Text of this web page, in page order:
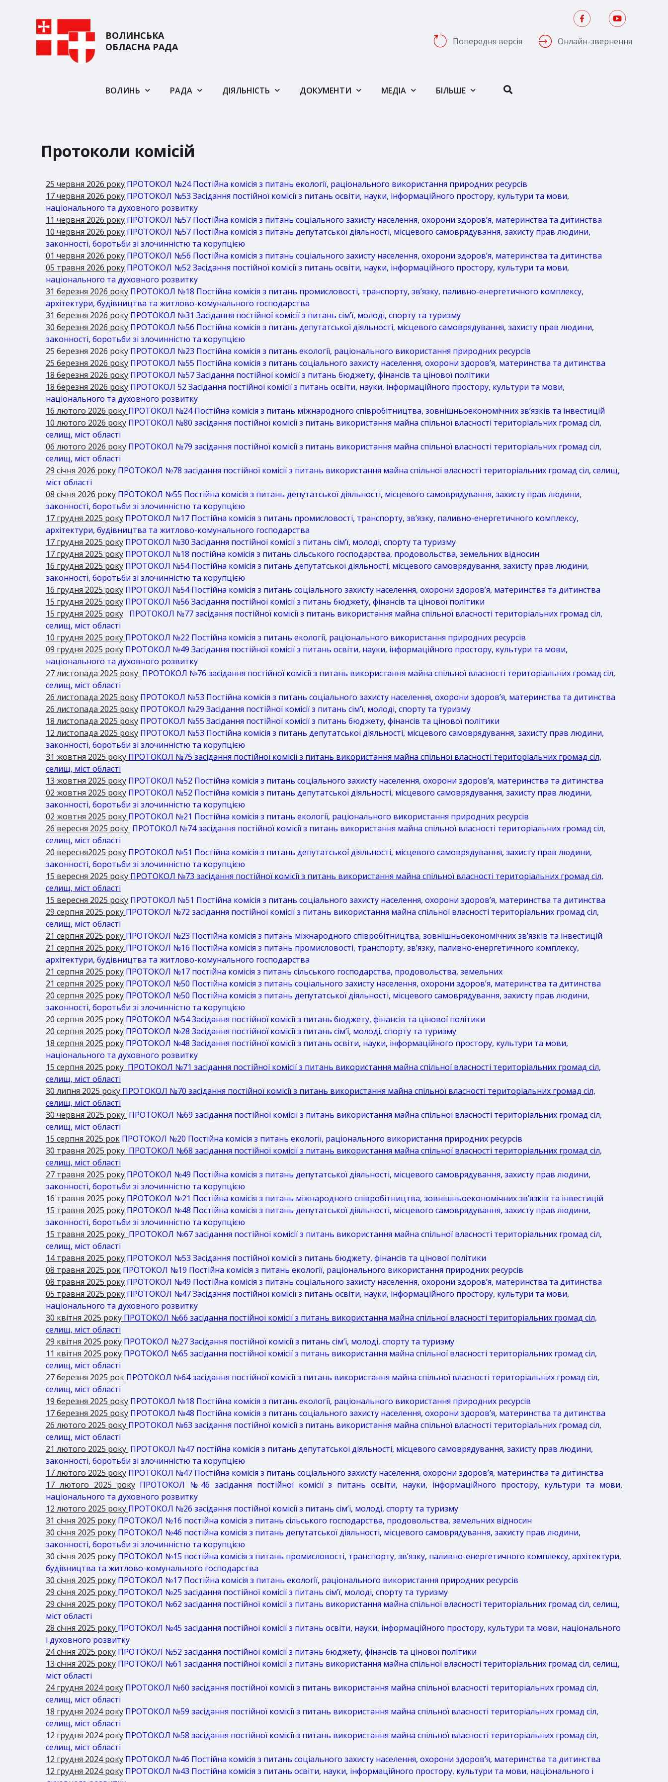
ВОЛИНСЬКА
ОБЛАСНА РАДА
Попередня версія Онлайн-звернення
ВОЛИНЬ РАДА ДІЯЛЬНІСТЬ ДОКУМЕНТИ МЕДІА БІЛЬШЕ
Протоколи комісій
25 червня 2026 року ПРОТОКОЛ №24 Постійна комісія з питань екології, раціонального використання природних ресурсів
17 червня 2026 року ПРОТОКОЛ №53 Засідання постійної комісії з питань освіти, науки, інформаційного простору, культури та мови,
національного та духовного розвитку
11 червня 2026 року ПРОТОКОЛ №57 Постійна комісія з питань соціального захисту населення, охорони здоров’я, материнства та дитинства
10 червня 2026 року ПРОТОКОЛ №57 Постійна комісія з питань депутатської діяльності, місцевого самоврядування, захисту прав людини,
законності, боротьби зі злочинністю та корупцією
01 червня 2026 року ПРОТОКОЛ №56 Постійна комісія з питань соціального захисту населення, охорони здоров’я, материнства та дитинства
05 травня 2026 року ПРОТОКОЛ №52 Засідання постійної комісії з питань освіти, науки, інформаційного простору, культури та мови,
національного та духовного розвитку
31 березня 2026 року ПРОТОКОЛ №18 Постійна комісія з питань промисловості, транспорту, зв’язку, паливно-енергетичного комплексу,
архітектури, будівництва та житлово-комунального господарства
31 березня 2026 року ПРОТОКОЛ №31 Засідання постійної комісії з питань сім’ї, молоді, спорту та туризму
30 березня 2026 року ПРОТОКОЛ №56 Постійна комісія з питань депутатської діяльності, місцевого самоврядування, захисту прав людини,
законності, боротьби зі злочинністю та корупцією
25 березня 2026 року ПРОТОКОЛ №23 Постійна комісія з питань екології, раціонального використання природних ресурсів
25 березня 2026 року ПРОТОКОЛ №55 Постійна комісія з питань соціального захисту населення, охорони здоров’я, материнства та дитинства
18 березня 2026 року ПРОТОКОЛ №57 Засідання постійної комісії з питань бюджету, фінансів та цінової політики
18 березня 2026 року ПРОТОКОЛ 52 Засідання постійної комісії з питань освіти, науки, інформаційного простору, культури та мови,
національного та духовного розвитку
16 лютого 2026 року ПРОТОКОЛ №24 Постійна комісія з питань міжнародного співробітництва, зовнішньоекономічних зв’язків та інвестицій
10 лютого 2026 року ПРОТОКОЛ №80 засідання постійної комісії з питань використання майна спільної власності територіальних громад сіл,
селищ, міст області
06 лютого 2026 року ПРОТОКОЛ №79 засідання постійної комісії з питань використання майна спільної власності територіальних громад сіл,
селищ, міст області
29 січня 2026 року ПРОТОКОЛ №78 засідання постійної комісії з питань використання майна спільної власності територіальних громад сіл, селищ,
міст області
08 січня 2026 року ПРОТОКОЛ №55 Постійна комісія з питань депутатської діяльності, місцевого самоврядування, захисту прав людини,
законності, боротьби зі злочинністю та корупцією
17 грудня 2025 року ПРОТОКОЛ №17 Постійна комісія з питань промисловості, транспорту, зв’язку, паливно-енергетичного комплексу,
архітектури, будівництва та житлово-комунального господарства
17 грудня 2025 року ПРОТОКОЛ №30 Засідання постійної комісії з питань сім’ї, молоді, спорту та туризму
17 грудня 2025 року ПРОТОКОЛ №18 постійна комісія з питань сільського господарства, продовольства, земельних відносин
16 грудня 2025 року ПРОТОКОЛ №54 Постійна комісія з питань депутатської діяльності, місцевого самоврядування, захисту прав людини,
законності, боротьби зі злочинністю та корупцією
16 грудня 2025 року ПРОТОКОЛ №54 Постійна комісія з питань соціального захисту населення, охорони здоров’я, материнства та дитинства
15 грудня 2025 року ПРОТОКОЛ №56 Засідання постійної комісії з питань бюджету, фінансів та цінової політики
15 грудня 2025 року ПРОТОКОЛ №77 засідання постійної комісії з питань використання майна спільної власності територіальних громад сіл,
селищ, міст області
10 грудня 2025 року ПРОТОКОЛ №22 Постійна комісія з питань екології, раціонального використання природних ресурсів
09 грудня 2025 року ПРОТОКОЛ №49 Засідання постійної комісії з питань освіти, науки, інформаційного простору, культури та мови,
національного та духовного розвитку
27 листопада 2025 року ПРОТОКОЛ №76 засідання постійної комісії з питань використання майна спільної власності територіальних громад сіл,
селищ, міст області
26 листопада 2025 року ПРОТОКОЛ №53 Постійна комісія з питань соціального захисту населення, охорони здоров’я, материнства та дитинства
26 листопада 2025 року ПРОТОКОЛ №29 Засідання постійної комісії з питань сім’ї, молоді, спорту та туризму
18 листопада 2025 року ПРОТОКОЛ №55 Засідання постійної комісії з питань бюджету, фінансів та цінової політики
12 листопада 2025 року ПРОТОКОЛ №53 Постійна комісія з питань депутатської діяльності, місцевого самоврядування, захисту прав людини,
законності, боротьби зі злочинністю та корупцією
31 жовтня 2025 року ПРОТОКОЛ №75 засідання постійної комісії з питань використання майна спільної власності територіальних громад сіл,
селищ, міст області
13 жовтня 2025 року ПРОТОКОЛ №52 Постійна комісія з питань соціального захисту населення, охорони здоров’я, материнства та дитинства
02 жовтня 2025 року ПРОТОКОЛ №52 Постійна комісія з питань депутатської діяльності, місцевого самоврядування, захисту прав людини,
законності, боротьби зі злочинністю та корупцією
02 жовтня 2025 року ПРОТОКОЛ №21 Постійна комісія з питань екології, раціонального використання природних ресурсів
26 вересня 2025 року ПРОТОКОЛ №74 засідання постійної комісії з питань використання майна спільної власності територіальних громад сіл,
селищ, міст області
20 вересня2025 року ПРОТОКОЛ №51 Постійна комісія з питань депутатської діяльності, місцевого самоврядування, захисту прав людини,
законності, боротьби зі злочинністю та корупцією
15 вересня 2025 року ПРОТОКОЛ №73 засідання постійної комісії з питань використання майна спільної власності територіальних громад сіл,
селищ, міст області
15 вересня 2025 року ПРОТОКОЛ №51 Постійна комісія з питань соціального захисту населення, охорони здоров’я, материнства та дитинства
29 серпня 2025 року ПРОТОКОЛ №72 засідання постійної комісії з питань використання майна спільної власності територіальних громад сіл,
селищ, міст області
21 серпня 2025 року ПРОТОКОЛ №23 Постійна комісія з питань міжнародного співробітництва, зовнішньоекономічних зв’язків та інвестицій
21 серпня 2025 року ПРОТОКОЛ №16 Постійна комісія з питань промисловості, транспорту, зв’язку, паливно-енергетичного комплексу,
архітектури, будівництва та житлово-комунального господарства
21 серпня 2025 року ПРОТОКОЛ №17 постійна комісія з питань сільського господарства, продовольства, земельних
21 серпня 2025 року ПРОТОКОЛ №50 Постійна комісія з питань соціального захисту населення, охорони здоров’я, материнства та дитинства
20 серпня 2025 року ПРОТОКОЛ №50 Постійна комісія з питань депутатської діяльності, місцевого самоврядування, захисту прав людини,
законності, боротьби зі злочинністю та корупцією
20 серпня 2025 року ПРОТОКОЛ №54 Засідання постійної комісії з питань бюджету, фінансів та цінової політики
20 серпня 2025 року ПРОТОКОЛ №28 Засідання постійної комісії з питань сім’ї, молоді, спорту та туризму
18 серпня 2025 року ПРОТОКОЛ №48 Засідання постійної комісії з питань освіти, науки, інформаційного простору, культури та мови,
національного та духовного розвитку
15 серпня 2025 року ПРОТОКОЛ №71 засідання постійної комісії з питань використання майна спільної власності територіальних громад сіл,
селищ, міст області
30 липня 2025 року ПРОТОКОЛ №70 засідання постійної комісії з питань використання майна спільної власності територіальних громад сіл,
селищ, міст області
30 червня 2025 року ПРОТОКОЛ №69 засідання постійної комісії з питань використання майна спільної власності територіальних громад сіл,
селищ, міст області
15 серпня 2025 рок ПРОТОКОЛ №20 Постійна комісія з питань екології, раціонального використання природних ресурсів
30 травня 2025 року ПРОТОКОЛ №68 засідання постійної комісії з питань використання майна спільної власності територіальних громад сіл,
селищ, міст області
27 травня 2025 року ПРОТОКОЛ №49 Постійна комісія з питань депутатської діяльності, місцевого самоврядування, захисту прав людини,
законності, боротьби зі злочинністю та корупцією
16 травня 2025 року ПРОТОКОЛ №21 Постійна комісія з питань міжнародного співробітництва, зовнішньоекономічних зв’язків та інвестицій
15 травня 2025 року ПРОТОКОЛ №48 Постійна комісія з питань депутатської діяльності, місцевого самоврядування, захисту прав людини,
законності, боротьби зі злочинністю та корупцією
15 травня 2025 року ПРОТОКОЛ №67 засідання постійної комісії з питань використання майна спільної власності територіальних громад сіл,
селищ, міст області
14 травня 2025 року ПРОТОКОЛ №53 Засідання постійної комісії з питань бюджету, фінансів та цінової політики
08 травня 2025 рок ПРОТОКОЛ №19 Постійна комісія з питань екології, раціонального використання природних ресурсів
08 травня 2025 року ПРОТОКОЛ №49 Постійна комісія з питань соціального захисту населення, охорони здоров’я, материнства та дитинства
05 травня 2025 року ПРОТОКОЛ №47 Засідання постійної комісії з питань освіти, науки, інформаційного простору, культури та мови,
національного та духовного розвитку
30 квітня 2025 року ПРОТОКОЛ №66 засідання постійної комісії з питань використання майна спільної власності територіальних громад сіл,
селищ, міст області
29 квітня 2025 року ПРОТОКОЛ №27 Засідання постійної комісії з питань сім’ї, молоді, спорту та туризму
11 квітня 2025 року ПРОТОКОЛ №65 засідання постійної комісії з питань використання майна спільної власності територіальних громад сіл,
селищ, міст області
27 березня 2025 рок ПРОТОКОЛ №64 засідання постійної комісії з питань використання майна спільної власності територіальних громад сіл,
селищ, міст області
19 березня 2025 року ПРОТОКОЛ №18 Постійна комісія з питань екології, раціонального використання природних ресурсів
17 березня 2025 року ПРОТОКОЛ №48 Постійна комісія з питань соціального захисту населення, охорони здоров’я, материнства та дитинства
26 лютого 2025 року ПРОТОКОЛ №63 засідання постійної комісії з питань використання майна спільної власності територіальних громад сіл,
селищ, міст області
21 лютого 2025 року ПРОТОКОЛ №47 постійна комісія з питань депутатської діяльності, місцевого самоврядування, захисту прав людини,
законності, боротьби зі злочинністю та корупцією
17 лютого 2025 року ПРОТОКОЛ №47 Постійна комісія з питань соціального захисту населення, охорони здоров’я, материнства та дитинства
17 лютого 2025 року ПРОТОКОЛ №46 засідання постійної комісії з питань освіти, науки, інформаційного простору, культури та мови,
національного та духовного розвитку
12 лютого 2025 року ПРОТОКОЛ №26 засідання постійної комісії з питань сім’ї, молоді, спорту та туризму
31 січня 2025 року ПРОТОКОЛ №16 постійна комісія з питань сільського господарства, продовольства, земельних відносин
30 січня 2025 року ПРОТОКОЛ №46 постійна комісія з питань депутатської діяльності, місцевого самоврядування, захисту прав людини,
законності, боротьби зі злочинністю та корупцією
30 січня 2025 року ПРОТОКОЛ №15 постійна комісія з питань промисловості, транспорту, зв’язку, паливно-енергетичного комплексу, архітектури,
будівництва та житлово-комунального господарства
30 січня 2025 року ПРОТОКОЛ №17 Постійна комісія з питань екології, раціонального використання природних ресурсів
29 січня 2025 року ПРОТОКОЛ №25 засідання постійної комісії з питань сім’ї, молоді, спорту та туризму
29 січня 2025 року ПРОТОКОЛ №62 засідання постійної комісії з питань використання майна спільної власності територіальних громад сіл, селищ,
міст області
28 січня 2025 року ПРОТОКОЛ №45 засідання постійної комісії з питань освіти, науки, інформаційного простору, культури та мови, національного
і духовного розвитку
24 січня 2025 року ПРОТОКОЛ №52 засідання постійної комісії з питань бюджету, фінансів та цінової політики
13 січня 2025 року ПРОТОКОЛ №61 засідання постійної комісії з питань використання майна спільної власності територіальних громад сіл, селищ,
міст області
24 грудня 2024 року ПРОТОКОЛ №60 засідання постійної комісії з питань використання майна спільної власності територіальних громад сіл,
селищ, міст області
18 грудня 2024 року ПРОТОКОЛ №59 засідання постійної комісії з питань використання майна спільної власності територіальних громад сіл,
селищ, міст області
12 грудня 2024 року ПРОТОКОЛ №58 засідання постійної комісії з питань використання майна спільної власності територіальних громад сіл,
селищ, міст області
12 грудня 2024 року ПРОТОКОЛ №46 Постійна комісія з питань соціального захисту населення, охорони здоров’я, материнства та дитинства
12 грудня 2024 року ПРОТОКОЛ №43 Постійна комісія з питань освіти, науки, інформаційного простору, культури та мови, національного і